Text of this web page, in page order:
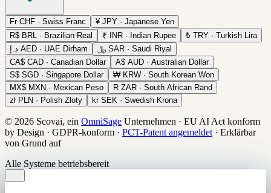
Fr CHF · Swiss Franc ¥ JPY · Japanese Yen
R$ BRL · Brazilian Real ₹ INR · Indian Rupee ₺ TRY · Turkish Lira
د.إ AED · UAE Dirham ﷼ SAR · Saudi Riyal
CA$ CAD · Canadian Dollar A$ AUD · Australian Dollar
S$ SGD · Singapore Dollar ₩ KRW · South Korean Won
MX$ MXN · Mexican Peso R ZAR · South African Rand
zł PLN · Polish Zloty kr SEK · Swedish Krona
© 2026 Scovai, ein OmniSage Unternehmen · EU AI Act konform
by Design · GDPR-konform · PCT-Patent angemeldet · Erklärbar
von Grund auf
Alle Systeme betriebsbereit